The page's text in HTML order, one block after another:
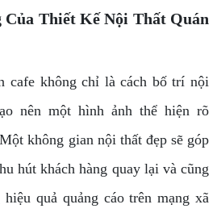
Của Thiết Kế Nội Thất Quán
cafe không chỉ là cách bố trí nội
nên một hình ảnh thể hiện rõ
không gian nội thất đẹp sẽ góp
hút khách hàng quay lại và cũng
quả quảng cáo trên mạng xã